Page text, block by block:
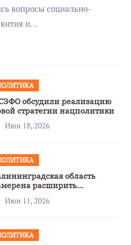
вопросы социально-
и…
обсудили реализацию
стратегии нацполитики
Июн 18, 2026
область
расширить
с Узбекистаном
Июн 11, 2026